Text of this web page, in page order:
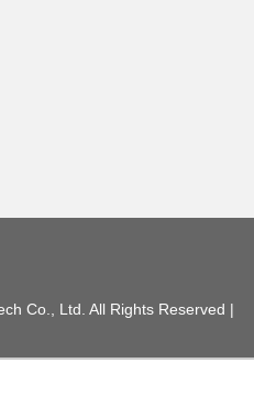
Co., Ltd. All Rights Reserved |